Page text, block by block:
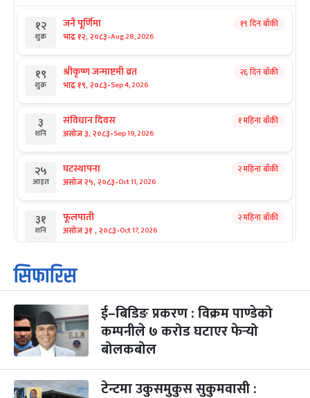
१२
शुक्र
जनै पूर्णिमा
भाद्र १२, २०८३-Aug 28, 2026
१९ दिन बाँकी
१९
शुक्र
श्रीकृष्ण जन्माष्टमी व्रत
भाद्र १९, २०८३-Sep 4, 2026
२६ दिन बाँकी
३
शनि
संविधान दिवस
असोज ३, २०८३-Sep 19, 2026
१ महिना बाँकी
२५
आइत
घटस्थापना
असोज २५, २०८३-Oct 11, 2026
२ महिना बाँकी
३१
शनि
फूलपाती
असोज ३१ , २०८३-Oct 17, 2026
२ महिना बाँकी
१
आइत
कार्तिक सङ्क्रान्ति
कार्तिक १, २०८३
३
मंगल
महानवमी
कार्तिक ३, २०८३-Oct 20, 2026
२ महिना बाँकी
४
सिफारिस
ई–बिडिङ प्रकरण : विक्रम पाण्डेको
कम्पनीले ७ करोड घटाएर फेर्‍यो
बोलकबोल
टेन्टमा उकुसमुकुस सुकुमवासी :